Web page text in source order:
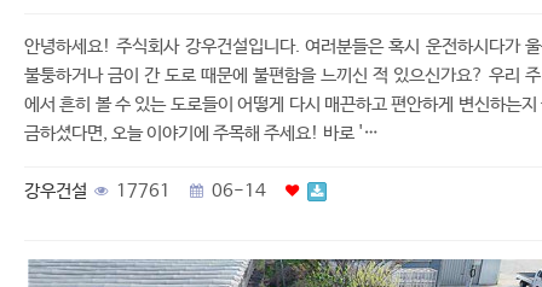
안녕하세요! 주식회사 강우건설입니다. 여러분들은 혹시 운전하시다가
불퉁하거나 금이 간 도로 때문에 불편함을 느끼신 적 있으신가요? 우리
에서 흔히 볼 수 있는 도로들이 어떻게 다시 매끈하고 편안하게 변신하는지
금하셨다면, 오늘 이야기에 주목해 주세요! 바로 '…
강우건설 17761 06-14